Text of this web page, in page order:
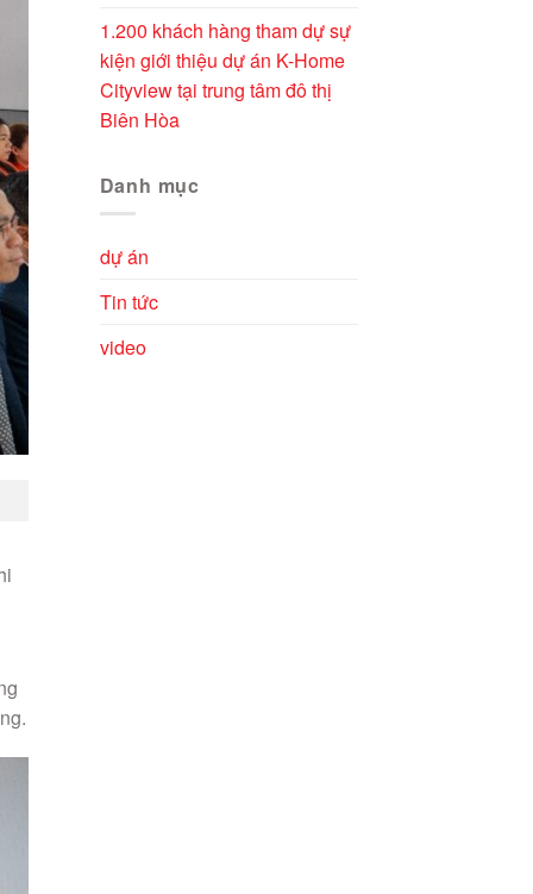
1.200 khách hàng tham dự sự
kiện giới thiệu dự án K-Home
Cityview tại trung tâm đô thị
Biên Hòa
Danh mục
dự án
Tin tức
video